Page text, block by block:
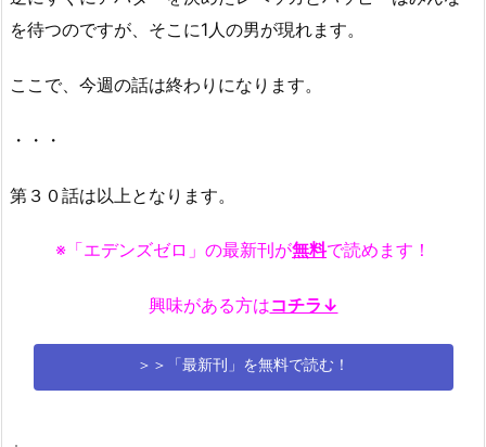
を待つのですが、そこに1人の男が現れます。
ここで、今週の話は終わりになります。
・・・
第３０話は以上となります。
※「エデンズゼロ」の最新刊が無料で読めます！
興味がある方はコチラ↓
＞＞「最新刊」を無料で読む！